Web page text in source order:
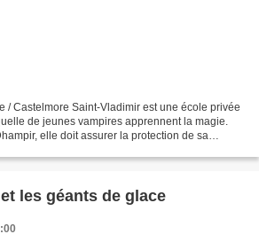
/ Castelmore Saint-Vladimir est une école privée
de jeunes vampires apprennent la magie.
elle doit assurer la protection de sa
les géants de glace